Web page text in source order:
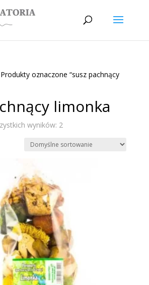
oznaczone “susz pachnący
limonka
wyników: 2